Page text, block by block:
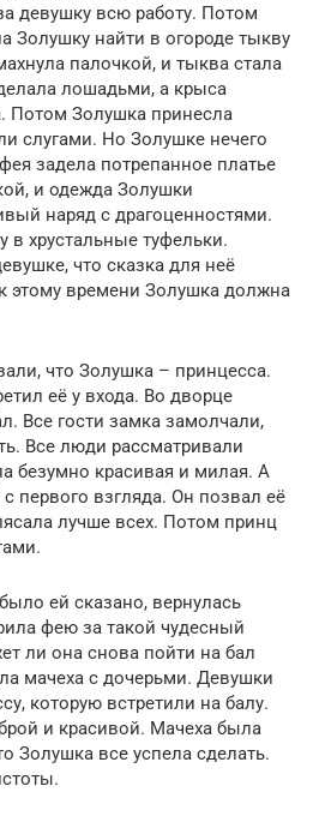
девушку всю работу. Потом
Золушку найти в огороде тыкву
палочкой, и тыква стала
лошадьми, а крыса
Потом Золушка принесла
слугами. Но Золушке нечего
задела потрепанное платье
и одежда Золушки
наряд с драгоценностями.
в хрустальные туфельки.
что сказка для неё
этому времени Золушка должна
что Золушка – принцесса.
её у входа. Во дворце
Все гости замка замолчали,
Все люди рассматривали
безумно красивая и милая. А
первого взгляда. Он позвал её
лучше всех. Потом принц
ей сказано, вернулась
фею за такой чудесный
ли она снова пойти на бал
мачеха с дочерьми. Девушки
которую встретили на балу.
и красивой. Мачеха была
Золушка все успела сделать.